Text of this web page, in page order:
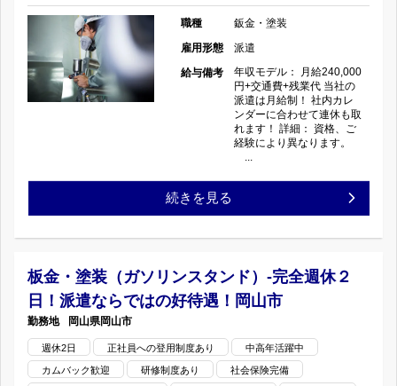
少
め！
(中
売)
市-
ン
職種
鈑金・塗装
雇用形態
派遣
給与備考
年収モデル： 月給240,000
円+交通費+残業代 当社の
派遣は月給制！ 社内カレ
ンダーに合わせて連休も取
れます！ 詳細： 資格、ご
経験により異なります。
...
【瑞
市】
鈑
金
塗
続きを見る
板金・塗装（ガソリンスタンド）-完全週休２
日！派遣ならではの好待遇！岡山市
岡山県岡山市
週休2日 正社員への登用制度あり 中高年活躍中
カムバック歓迎 研修制度あり 社会保険完備